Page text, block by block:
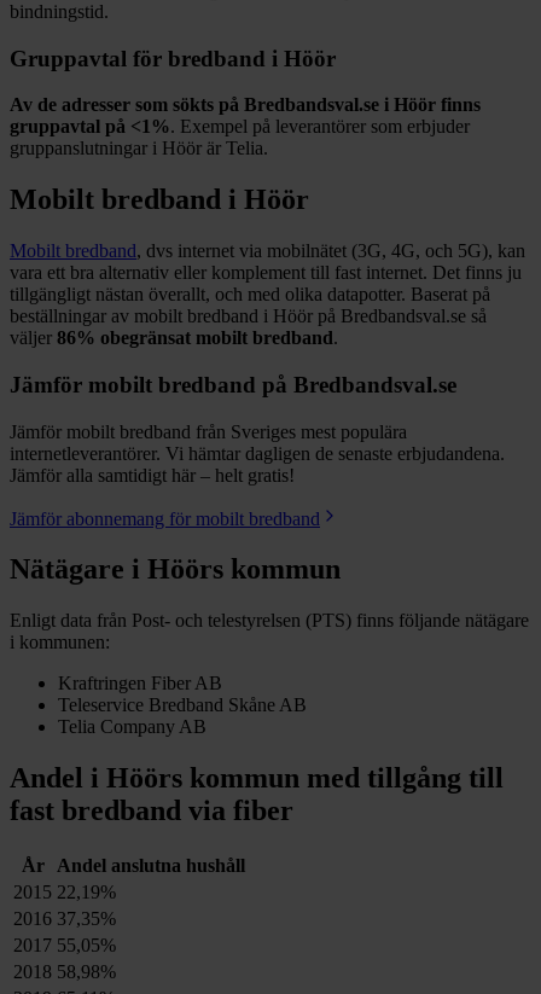
bindningstid.
Gruppavtal för bredband i Höör
Av de adresser som sökts på Bredbandsval.se i Höör finns
gruppavtal på <1%. Exempel på leverantörer som erbjuder
gruppanslutningar i Höör är Telia.
Mobilt bredband i Höör
Mobilt bredband, dvs internet via mobilnätet (3G, 4G, och 5G), kan
vara ett bra alternativ eller komplement till fast internet. Det finns ju
tillgängligt nästan överallt, och med olika datapotter. Baserat på
beställningar av mobilt bredband i Höör på Bredbandsval.se så
väljer 86% obegränsat mobilt bredband.
Jämför mobilt bredband på Bredbandsval.se
Jämför mobilt bredband från Sveriges mest populära
internetleverantörer. Vi hämtar dagligen de senaste erbjudandena.
Jämför alla samtidigt här – helt gratis!
Jämför abonnemang för mobilt bredband
Nätägare i Höörs kommun
Enligt data från Post- och telestyrelsen (PTS) finns följande nätägare
i kommunen:
Kraftringen Fiber AB
Teleservice Bredband Skåne AB
Telia Company AB
Andel i Höörs kommun med tillgång till
fast bredband via fiber
År
Andel anslutna hushåll
2015 22,19%
2016 37,35%
2017 55,05%
2018 58,98%